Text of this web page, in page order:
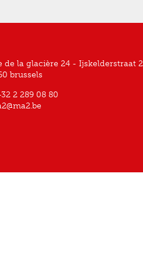
de la glacière 24 - Ijskelderstraat
brussels
2 289 08 80